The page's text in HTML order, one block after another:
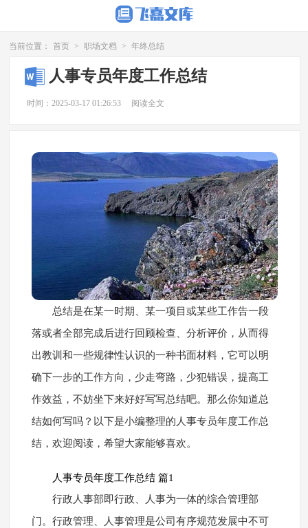
当前位置： 首页 > 职场文档 > 年终总结
人事专员年度工作总结
时间：2025-03-17 01:26:53 阅读全文
总结是在某一时期、某一项目或某些工作告一段
落或者全部完成后进行回顾检查、分析评价，从而得
出教训和一些规律性认识的一种书面材料，它可以明
确下一步的工作方向，少走弯路，少犯错误，提高工
作效益，不妨坐下来好好写写总结吧。那么你知道总
结如何写吗？以下是小编整理的人事专员年度工作总
结，欢迎阅读，希望大家能够喜欢。
人事专员年度工作总结 篇1
行政人事部即行政、人事为一体的综合管理部
门。行政管理、人事管理是公司有序规范发展中不可